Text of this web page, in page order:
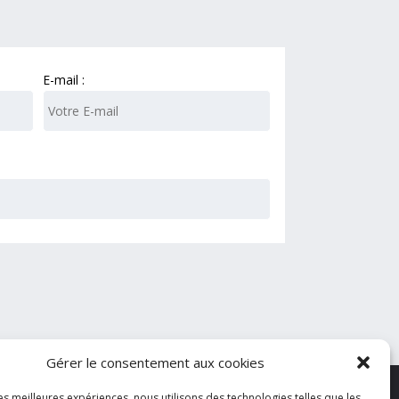
Gérer le consentement aux cookies
E-mail :